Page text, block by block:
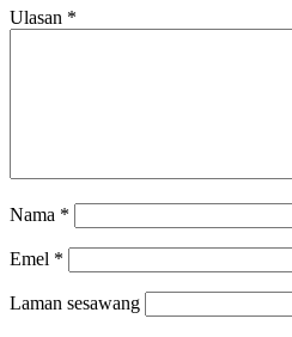
Ulasan *
Nama *
Emel *
Laman sesawang